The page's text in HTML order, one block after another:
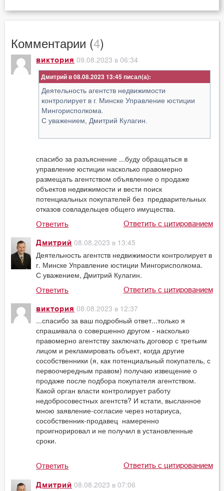
Комментарии (4)
виктория 09.08.2023 в 06:34
Дмитрий в 08.08.2023 13:45
Деятельность агентств недвижимости
контролирует в г. Минске Управление юстиции
Мингорисполкома.
С уважением, Дмитрий Кулагин.
спасибо за разъяснение ...буду обращаться в
управление юстиции насколько правомерно
размещать агентством объявление о продаже
объектов недвижимости и вести поиск
потенциальных покупателей без предварительных
отказов совладельцев общего имущества.
Ответить Ответить с цитированием
Дмитрий 08.08.2023 в 13:45
Деятельность агентств недвижимости контролирует в
г. Минске Управление юстиции Мингорисполкома.
С уважением, Дмитрий Кулагин.
Ответить Ответить с цитированием
виктория 08.08.2023 в 12:37
...спасибо за ваш подробный ответ...только я
спрашивала о совершенно другом - насколько
правомерно агентству заключать договор с третьим
лицом и рекламировать объект, когда другие
сособственники (я, как потенциальный покупатель, с
первоочередным правом) получаю извещение о
продаже после подбора покупателя агентством.
Какой орган власти контролирует работу
недобросовестных агентств? И кстати, высланное
мною заявление-согласие через нотариуса,
сособственник-продавец намеренно
проигнорировал и не получил в установленные
сроки.
Ответить Ответить с цитированием
Дмитрий 08.08.2023 в 07:06